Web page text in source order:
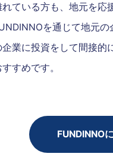
ている方も、地元を応
を通じて地元の
業に投資をして間接的
すめです。
FUNDINNO